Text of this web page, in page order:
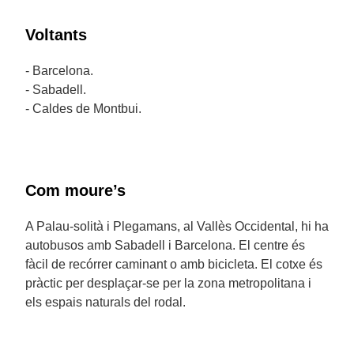
Voltants
- Barcelona.
- Sabadell.
- Caldes de Montbui.
Com moure’s
A Palau-solità i Plegamans, al Vallès Occidental, hi ha
autobusos amb Sabadell i Barcelona. El centre és
fàcil de recórrer caminant o amb bicicleta. El cotxe és
pràctic per desplaçar-se per la zona metropolitana i
els espais naturals del rodal.